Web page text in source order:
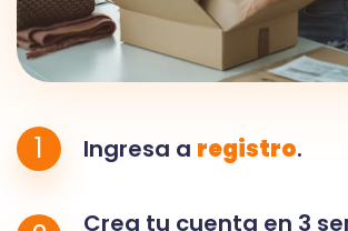
1 Ingresa a registro.
Crea tu cuenta en 3